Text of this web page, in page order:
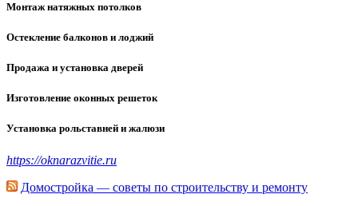
Монтаж натяжных потолков
Остекление балконов и лоджий
Продажа и установка дверей
Изготовление оконных решеток
Установка рольставней и жалюзи
https://oknarazvitie.ru
Домостройка — советы по строительству и ремонту